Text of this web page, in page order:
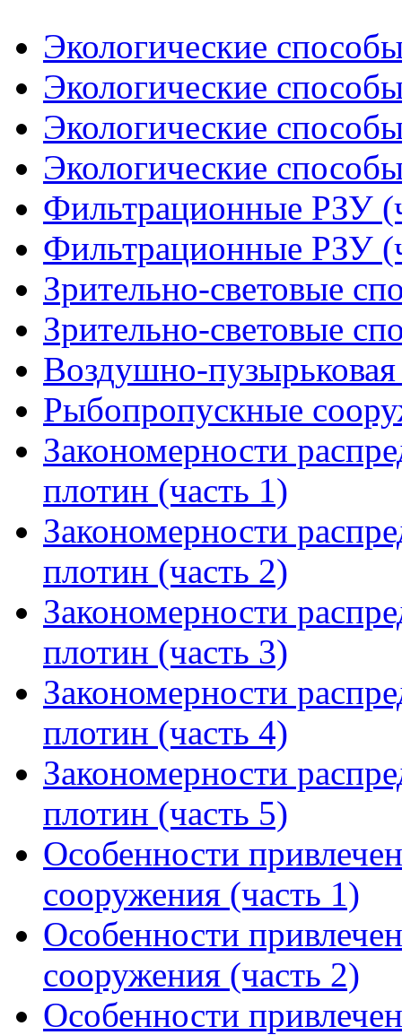
Экологические
Экологические
Экологические
Экологические
Фильтрационные РЗУ
Фильтрационные РЗУ
Зрительно-световые
Зрительно-световые
Воздушно-
Рыбопропускные
Закономерности
плотин (часть 1)
Закономерности
плотин (часть 2)
Закономерности
плотин (часть 3)
Закономерности
плотин (часть 4)
Закономерности
плотин (часть 5)
Особенности
сооружения (часть 1)
Особенности
сооружения (часть 2)
Особенности